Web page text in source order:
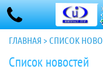
ГЛАВНАЯ >СПИСОК
Список новостей